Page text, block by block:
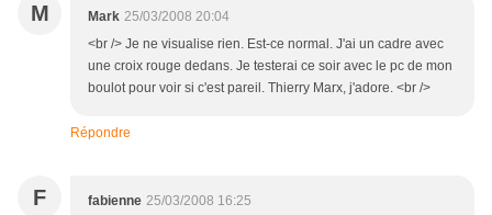
M Mark 25/03/2008 20:04
<br /> Je ne visualise rien. Est-ce normal. J'ai un cadre avec
une croix rouge dedans. Je testerai ce soir avec le pc de mon
boulot pour voir si c'est pareil. Thierry Marx, j'adore. <br />
Répondre
F fabienne 25/03/2008 16:25